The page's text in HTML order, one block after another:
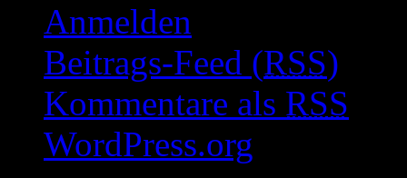
Anmelden
Beitrags-Feed (RSS)
Kommentare als RSS
WordPress.org